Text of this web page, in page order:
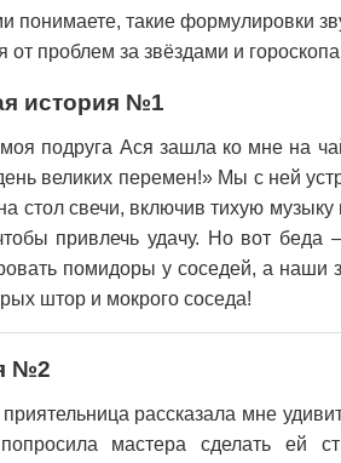
понимаете, такие формулировки
от проблем за звёздами и
история №1
подруга Ася зашла ко мне на
великих перемен!» Мы с ней
стол свечи, включив тихую
привлечь удачу. Но вот беда
помидоры у соседей, а наши
штор и мокрого соседа!
№2
рассказала мне
мастера сделать ей